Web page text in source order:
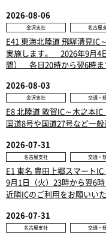
2026-08-06
金沢支社 名古屋
E41 東海北陸道 飛驒清見IC
実施します。 2026年9月4
間） 各日20時から翌6時ま
2026-08-03
金沢支社 交通・
E8 北陸道 敦賀IC～木之本
国道8号や国道27号など一
2026-07-31
名古屋支社 交通・
E1 東名 豊田上郷スマート
9月1日（火）23時から翌6
近隣ICのご利用をお願いい
2026-07-31
名古屋支社 交通・